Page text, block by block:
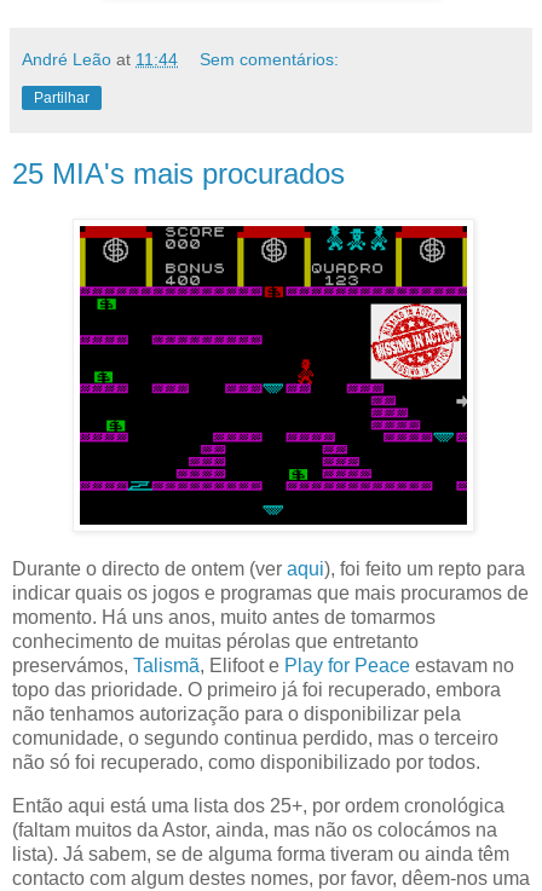
André Leão at 11:44 Sem comentários:
Partilhar
25 MIA's mais procurados
Durante o directo de ontem (ver aqui), foi feito um repto para
indicar quais os jogos e programas que mais procuramos de
momento. Há uns anos, muito antes de tomarmos
conhecimento de muitas pérolas que entretanto
preservámos, Talismã, Elifoot e Play for Peace estavam no
topo das prioridade. O primeiro já foi recuperado, embora
não tenhamos autorização para o disponibilizar pela
comunidade, o segundo continua perdido, mas o terceiro
não só foi recuperado, como disponibilizado por todos.
Então aqui está uma lista dos 25+, por ordem cronológica
(faltam muitos da Astor, ainda, mas não os colocámos na
lista). Já sabem, se de alguma forma tiveram ou ainda têm
contacto com algum destes nomes, por favor, dêem-nos uma